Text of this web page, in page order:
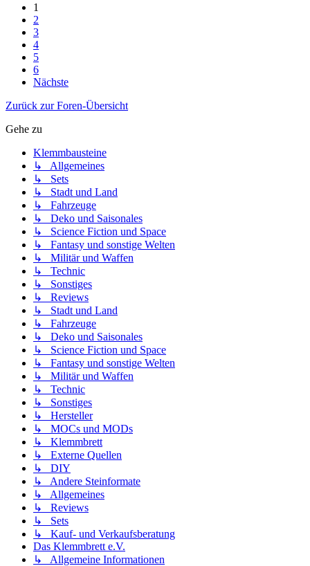
1
2
3
4
5
6
Nächste
Zurück zur Foren-Übersicht
Gehe zu
Klemmbausteine
↳ Allgemeines
↳ Sets
↳ Stadt und Land
↳ Fahrzeuge
↳ Deko und Saisonales
↳ Science Fiction und Space
↳ Fantasy und sonstige Welten
↳ Militär und Waffen
↳ Technic
↳ Sonstiges
↳ Reviews
↳ Stadt und Land
↳ Fahrzeuge
↳ Deko und Saisonales
↳ Science Fiction und Space
↳ Fantasy und sonstige Welten
↳ Militär und Waffen
↳ Technic
↳ Sonstiges
↳ Hersteller
↳ MOCs und MODs
↳ Klemmbrett
↳ Externe Quellen
↳ DIY
↳ Andere Steinformate
↳ Allgemeines
↳ Reviews
↳ Sets
↳ Kauf- und Verkaufsberatung
Das Klemmbrett e.V.
↳ Allgemeine Informationen